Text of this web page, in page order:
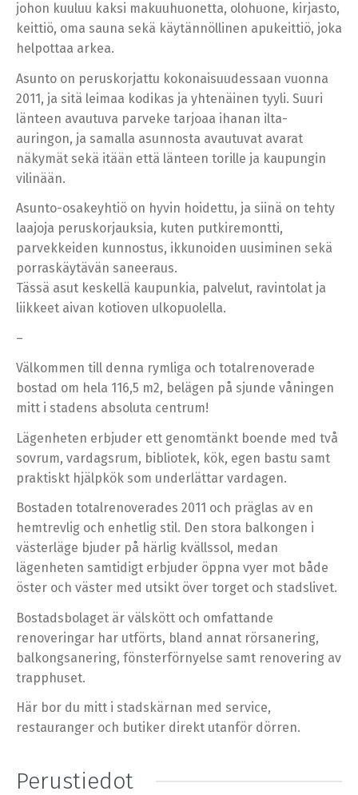
johon kuuluu kaksi makuuhuonetta, olohuone, kirjasto,
keittiö, oma sauna sekä käytännöllinen apukeittiö, joka
helpottaa arkea.
Asunto on peruskorjattu kokonaisuudessaan vuonna
2011, ja sitä leimaa kodikas ja yhtenäinen tyyli. Suuri
länteen avautuva parveke tarjoaa ihanan ilta-
auringon, ja samalla asunnosta avautuvat avarat
näkymät sekä itään että länteen torille ja kaupungin
vilinään.
Asunto-osakeyhtiö on hyvin hoidettu, ja siinä on tehty
laajoja peruskorjauksia, kuten putkiremontti,
parvekkeiden kunnostus, ikkunoiden uusiminen sekä
porraskäytävän saneeraus.
Tässä asut keskellä kaupunkia, palvelut, ravintolat ja
liikkeet aivan kotioven ulkopuolella.
–
Välkommen till denna rymliga och totalrenoverade
bostad om hela 116,5 m2, belägen på sjunde våningen
mitt i stadens absoluta centrum!
Lägenheten erbjuder ett genomtänkt boende med två
sovrum, vardagsrum, bibliotek, kök, egen bastu samt
praktiskt hjälpkök som underlättar vardagen.
Bostaden totalrenoverades 2011 och präglas av en
hemtrevlig och enhetlig stil. Den stora balkongen i
västerläge bjuder på härlig kvällssol, medan
lägenheten samtidigt erbjuder öppna vyer mot både
öster och väster med utsikt över torget och stadslivet.
Bostadsbolaget är välskött och omfattande
renoveringar har utförts, bland annat rörsanering,
balkongsanering, fönsterförnyelse samt renovering av
trapphuset.
Här bor du mitt i stadskärnan med service,
restauranger och butiker direkt utanför dörren.
Perustiedot